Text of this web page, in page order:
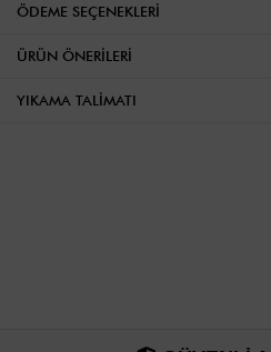
ÖDEME SEÇENEKLERI
ÜRÜN ÖNERILERI
YIKAMA TALIMATI